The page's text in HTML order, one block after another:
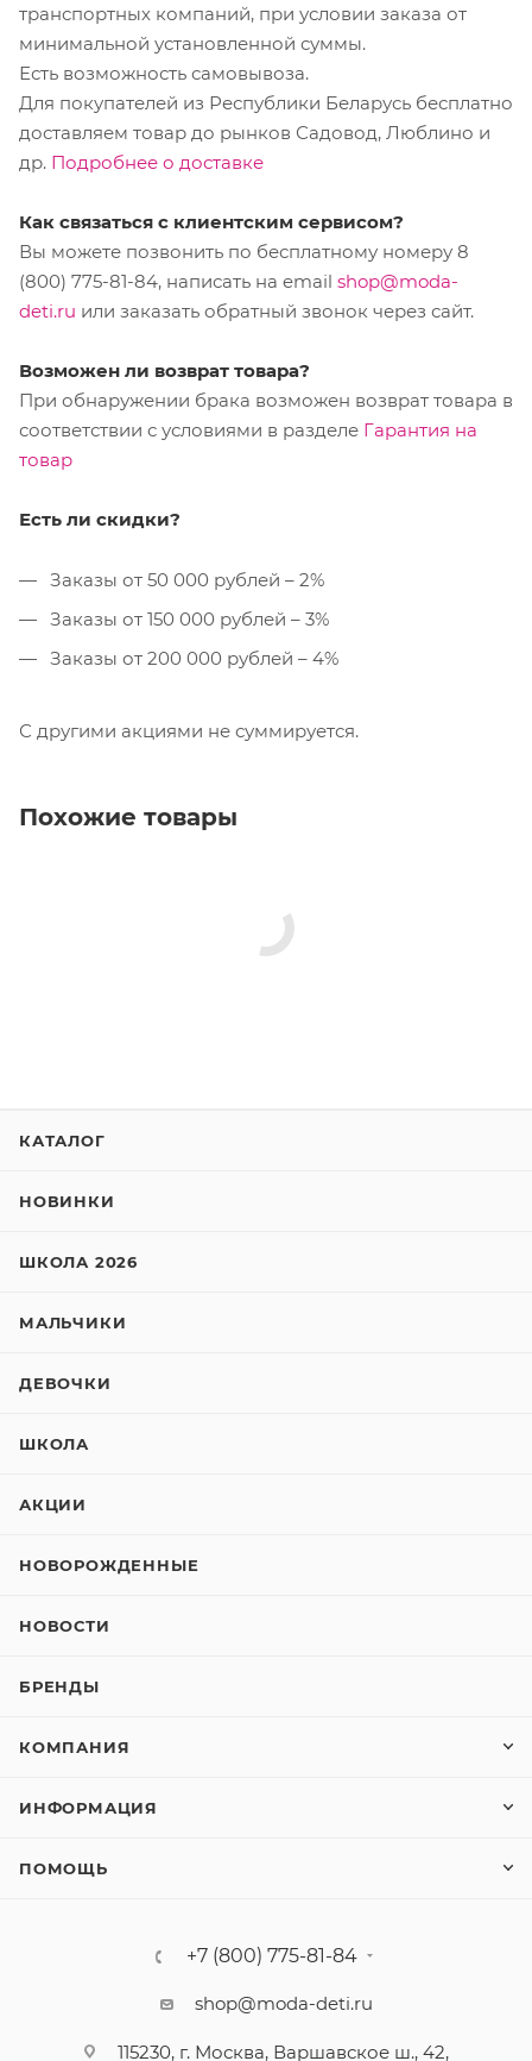
транспортных компаний, при условии заказа от
минимальной установленной суммы.
Есть возможность самовывоза.
Для покупателей из Республики Беларусь бесплатно
доставляем товар до рынков Садовод, Люблино и
др. Подробнее о доставке
Как связаться с клиентским сервисом?
Вы можете позвонить по бесплатному номеру 8
(800) 775-81-84, написать на email shop@moda-
deti.ru или заказать обратный звонок через сайт.
Возможен ли возврат товара?
При обнаружении брака возможен возврат товара в
соответствии с условиями в разделе Гарантия на
товар
Есть ли скидки?
Заказы от 50 000 рублей – 2%
Заказы от 150 000 рублей – 3%
Заказы от 200 000 рублей – 4%
С другими акциями не суммируется.
Похожие товары
КАТАЛОГ
НОВИНКИ
ШКОЛА 2026
МАЛЬЧИКИ
ДЕВОЧКИ
ШКОЛА
АКЦИИ
НОВОРОЖДЕННЫЕ
НОВОСТИ
БРЕНДЫ
КОМПАНИЯ
ИНФОРМАЦИЯ
ПОМОЩЬ
+7 (800) 775-81-84
shop@moda-deti.ru
115230, г. Москва, Варшавское ш., 42,